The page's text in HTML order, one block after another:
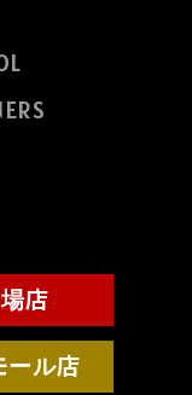
店
ル店